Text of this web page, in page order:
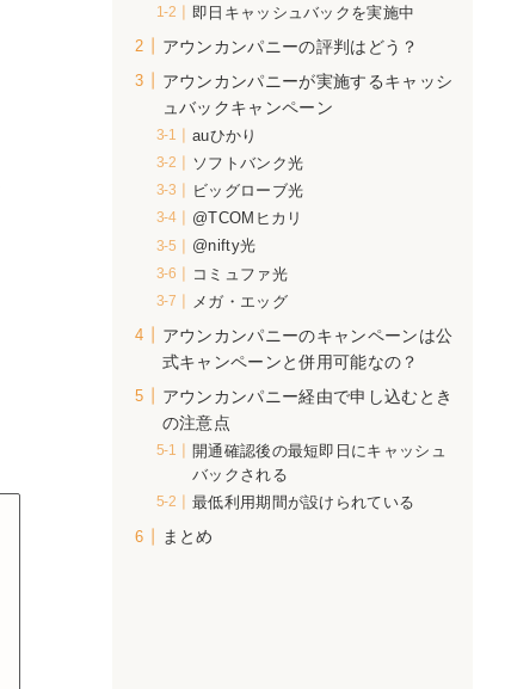
即日キャッシュバックを実施中
アウンカンパニーの評判はどう？
アウンカンパニーが実施するキャッシ
ュバックキャンペーン
auひかり
ソフトバンク光
ビッグローブ光
@TCOMヒカリ
@nifty光
コミュファ光
メガ・エッグ
アウンカンパニーのキャンペーンは公
式キャンペーンと併用可能なの？
アウンカンパニー経由で申し込むとき
の注意点
開通確認後の最短即日にキャッシュ
バックされる
最低利用期間が設けられている
まとめ